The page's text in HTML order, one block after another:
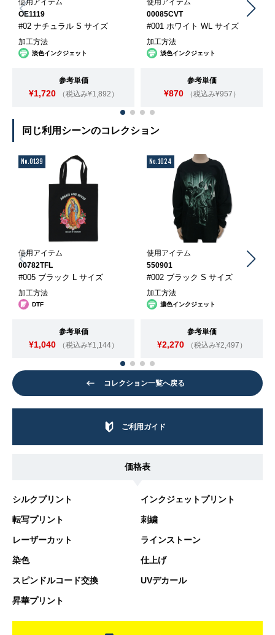
ご利用ガイド
価格表
シルクプリント インクジェットプリント
転写プリント 刺繍
レーザーカット ラインストーン
染色 仕上げ
スピンドルコード交換 UVデカール
昇華プリント
使用アイテム
OE1119
#02 ナチュラル S サイズ
加工方法
淡色インクジェット
参考単価
¥1,720 （税込み¥1,892）
使用アイテム
00085CVT
#001 ホワイト WL サイズ
加工方法
淡色インクジェット
参考単価
¥870 （税込み¥957）
同じ利用シーンのコレクション
No.0139
使用アイテム
00782TFL
#005 ブラック L サイズ
加工方法
DTF
参考単価
¥1,040 （税込み¥1,144）
No.1024
使用アイテム
550901
#002 ブラック S サイズ
加工方法
濃色インクジェット
参考単価
¥2,270 （税込み¥2,497）
コレクション一覧へ戻る